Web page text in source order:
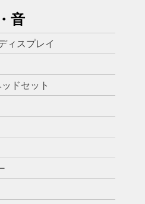
音
ィスプレイ
ドセット